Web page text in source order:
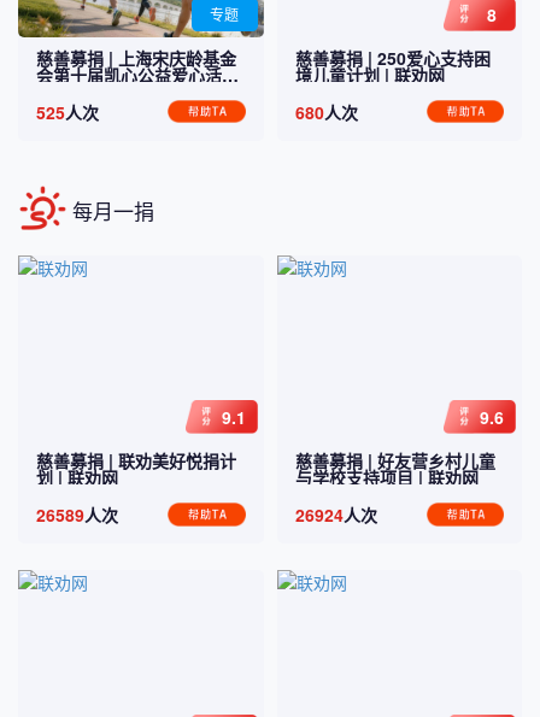
专题
慈善募捐 | 上海宋庆龄基金
会第十届凯心公益爱心活
525人次
8
慈善募捐 | 250爱心支持困
境儿童计划| 联劝网
680人次
每月一捐
9.1
慈善募捐 | 联劝美好悦捐计
划| 联劝网
26589人次
9.6
慈善募捐 | 好友营乡村儿童
与学校支持项目| 联劝网
26924人次